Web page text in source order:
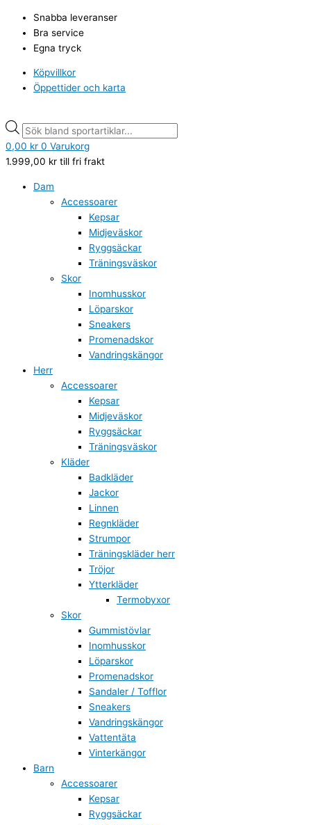
innehåll
Snabba leveranser
Bra service
Egna tryck
Köpvillkor
Öppettider och karta
search
0,00 kr 0 Varukorg
1.999,00 kr till fri frakt
Dam
Accessoarer
Kepsar
Midjeväskor
Ryggsäckar
Träningsväskor
Skor
Inomhusskor
Löparskor
Sneakers
Promenadskor
Vandringskängor
Herr
Accessoarer
Kepsar
Midjeväskor
Ryggsäckar
Träningsväskor
Kläder
Badkläder
Jackor
Linnen
Regnkläder
Strumpor
Träningskläder herr
Tröjor
Ytterkläder
Termobyxor
Skor
Gummistövlar
Inomhusskor
Löparskor
Promenadskor
Sandaler / Tofflor
Sneakers
Vandringskängor
Vattentäta
Vinterkängor
Barn
Accessoarer
Kepsar
Ryggsäckar
search